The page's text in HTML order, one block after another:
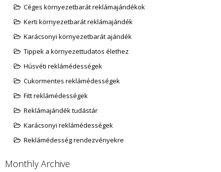
Céges környezetbarát reklámajándékok
Kerti környezetbarát reklámajándék
Karácsonyi környezetbarát ajándék
Tippek a környezettudatos élethez
Húsvéti reklámédességek
Cukormentes reklámédességek
Fitt reklámédességek
Reklámajándék tudástár
Karácsonyi reklámédességek
Reklámédesség rendezvényekre
Monthly Archive